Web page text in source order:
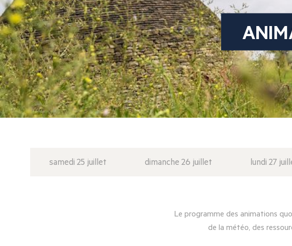
samedi 25 juillet dimanche 26 juillet lundi 27
Le programme des animations
de la météo, des